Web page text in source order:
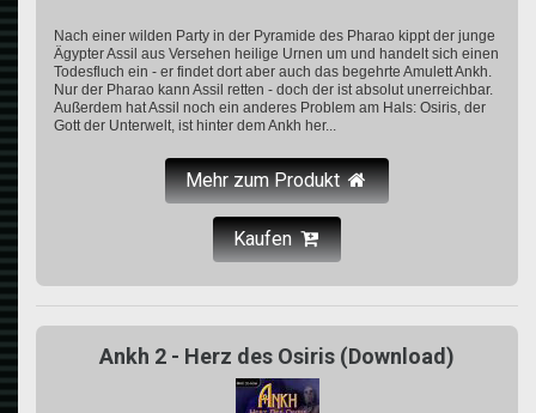
Nach einer wilden Party in der Pyramide des Pharao kippt der junge
Ägypter Assil aus Versehen heilige Urnen um und handelt sich einen
Todesfluch ein - er findet dort aber auch das begehrte Amulett Ankh.
Nur der Pharao kann Assil retten - doch der ist absolut unerreichbar.
Außerdem hat Assil noch ein anderes Problem am Hals: Osiris, der
Gott der Unterwelt, ist hinter dem Ankh her...
Mehr zum Produkt
Kaufen
Ankh 2 - Herz des Osiris (Download)